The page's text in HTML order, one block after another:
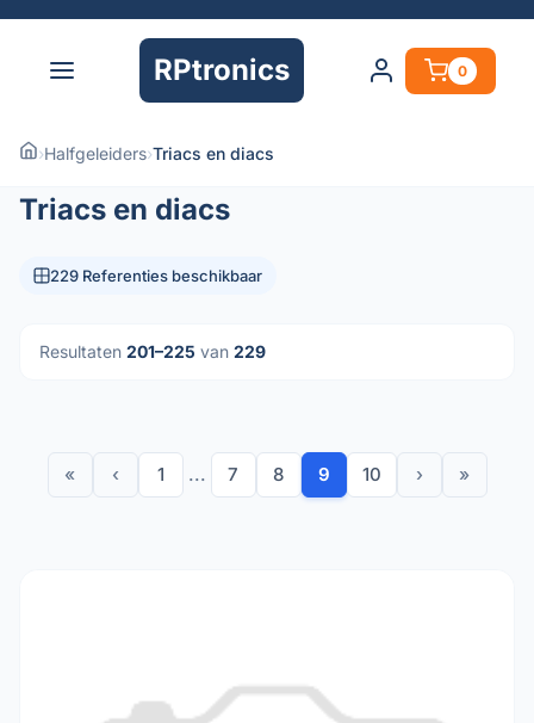
RPtronics 0
›Halfgeleiders›Triacs en diacs
Triacs en diacs
229 Referenties beschikbaar
Resultaten 201–225 van 229
« ‹ 1 ... 7 8 9 10 › »